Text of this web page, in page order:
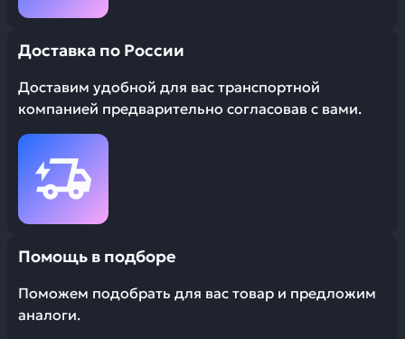
Доставка по России
Доставим удобной для вас транспортной
компанией предварительно согласовав с вами.
Помощь в подборе
Поможем подобрать для вас товар и предложим
аналоги.